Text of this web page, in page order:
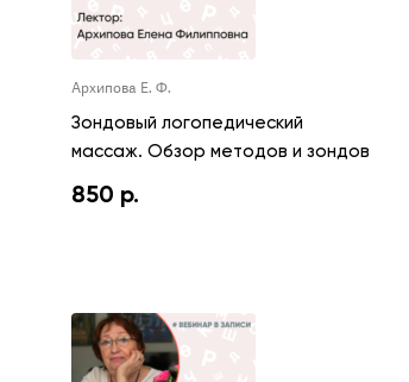
Архипова Е. Ф.
Зондовый логопедический
массаж. Обзор методов и зондов
850 р.